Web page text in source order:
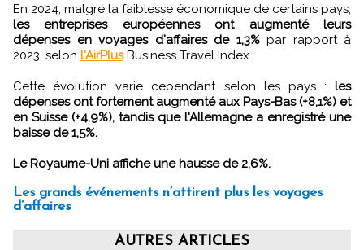
En 2024, malgré la faiblesse économique de certains pays,
les entreprises européennes ont augmenté leurs
dépenses en voyages d'affaires de 1,3%par rapport à
2023, selon l'AirPlusBusiness Travel Index.
Cette évolution varie cependant selon les pays : les
dépenses ont fortement augmenté aux Pays-Bas (+8,1%) et
en Suisse (+4,9%), tandis que l'Allemagne a enregistré une
baisse de 1,5%.
Le Royaume-Uni affiche une hausse de 2,6%.
Les grands événements n’attirent plus les voyages
d’affaires
AUTRES ARTICLES